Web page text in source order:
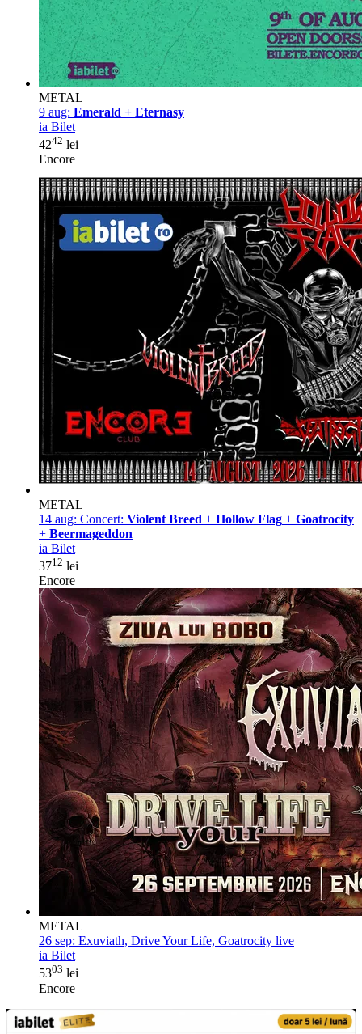
METAL
9 aug: Emerald + Eternasy
ia Bilet
4242 lei
Encore
METAL
14 aug: Concert: Violent Breed + Hollow Flag + Goatrocity
+ Beermageddon
ia Bilet
3712 lei
Encore
METAL
26 sep: Exuviath, Drive Your Life, Goatrocity live
ia Bilet
5303 lei
Encore